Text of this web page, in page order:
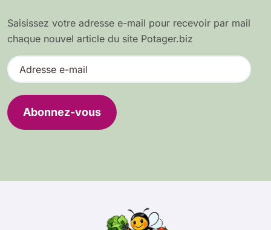
Saisissez votre adresse e-mail pour recevoir par mail
chaque nouvel article du site Potager.biz
A
d
e
s
Abonnez-vous